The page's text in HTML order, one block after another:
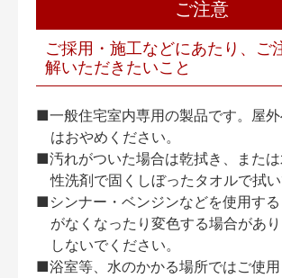
ご注意
ご採用・施工などにあたり、ご
解いただきたいこと
■一般住宅室内専用の製品です。屋
はおやめください。
■汚れがついた場合は乾拭き、また
性洗剤で固くしぼったタオルで拭い
■シンナー・ベンジンなどを使用す
がなくなったり変色する場合があ
しないでください。
■浴室等、水のかかる場所ではご使